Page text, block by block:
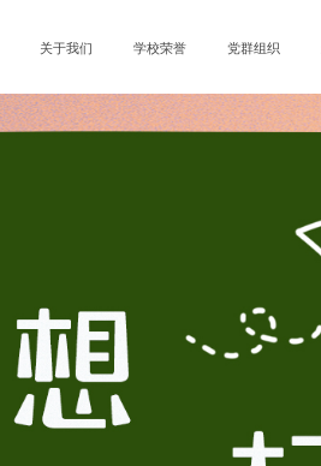
关于我们 学校荣誉 党群组织